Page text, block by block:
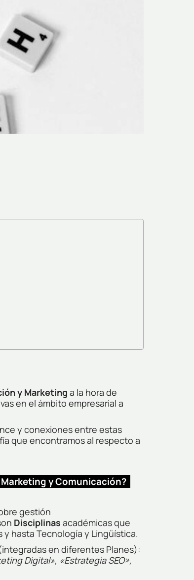
y Marketing a la hora de
en el ámbito empresarial a
y conexiones entre estas
que encontramos al respecto a
y Comunicación?
gestión
Disciplinas académicas que
hasta Tecnología y Lingüística.
en diferentes Planes):
Digital», «Estrategia SEO»,